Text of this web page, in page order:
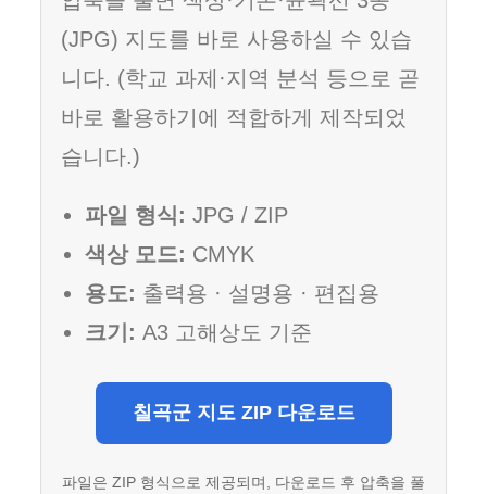
(JPG) 지도를 바로 사용하실 수 있습
니다. (학교 과제·지역 분석 등으로 곧
바로 활용하기에 적합하게 제작되었
습니다.)
파일 형식: JPG / ZIP
색상 모드: CMYK
용도: 출력용 · 설명용 · 편집용
크기: A3 고해상도 기준
칠곡군 지도 ZIP 다운로드
파일은 ZIP 형식으로 제공되며, 다운로드 후 압축을 풀